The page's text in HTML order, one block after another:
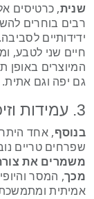
שנית, כרטיסים
רבים בוחרים
ידידותיים לסביבה.
חיים שני לטבע,
המיוצרים באופן
גם יפה וגם אתית.
3. עמידות וזיכרון נצחי
בנוסף, אחד
שפרחים טריים
משמרים את
מכך, המסר
אמיתית